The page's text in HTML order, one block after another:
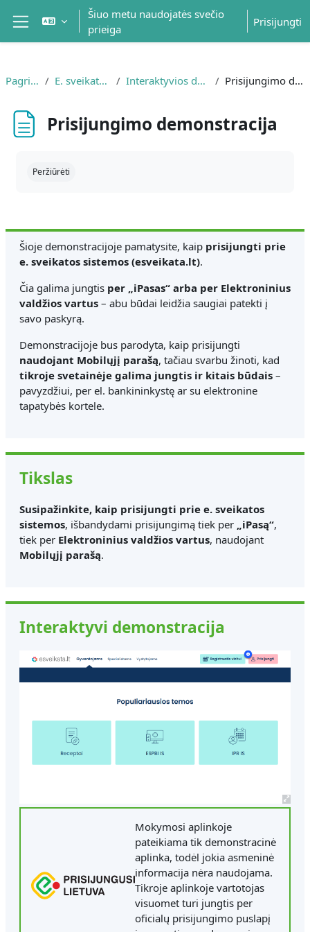
Pereiti į pagrindinį turinį
Šoninis skydelis
Šiuo metu naudojatės svečio
prieiga
Prisijungti
Pagrindinis E. sveikatos sistema Interaktyvios demonstracijos Prisijungimo demonstracija
Prisijungimo demonstracija
Peržiūrėti
Šioje demonstracijoje pamatysite, kaip prisijungti prie
e. sveikatos sistemos (esveikata.lt).
Čia galima jungtis per „iPasas“ arba per Elektroninius
valdžios vartus – abu būdai leidžia saugiai patekti į
savo paskyrą.
Demonstracijoje bus parodyta, kaip prisijungti
naudojant Mobilųjį parašą, tačiau svarbu žinoti, kad
tikroje svetainėje galima jungtis ir kitais būdais –
pavyzdžiui, per el. bankininkystę ar su elektronine
tapatybės kortele.
Tikslas
Susipažinkite, kaip prisijungti prie e. sveikatos
sistemos, išbandydami prisijungimą tiek per „iPasą“,
tiek per Elektroninius valdžios vartus, naudojant
Mobilųjį parašą.
Interaktyvi demonstracija
Mokymosi aplinkoje
pateikiama tik demonstracinė
aplinka, todėl jokia asmeninė
informacija nėra naudojama.
Tikroje aplinkoje vartotojas
visuomet turi jungtis per
oficialų prisijungimo puslapį